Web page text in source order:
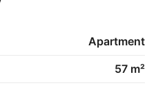
udgør 5.450,- og 7.250
Apartment
57 m²